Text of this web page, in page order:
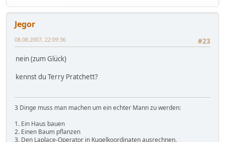
Jegor
#23
08.08.2007, 22:09:36
nein (zum Glück)
kennst du Terry Pratchett?
3 Dinge muss man machen um ein echter Mann zu werden:
1. Ein Haus bauen
2. Einen Baum pflanzen
3. Den Laplace-Operator in Kugelkoordinaten ausrechnen.